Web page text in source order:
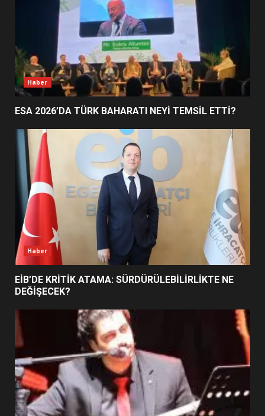
4
EDREMİT’İN GURURU TÜRKİYE
FİNALİNDE NE BAŞARDI?
5
UZATILDI: NE DEĞİŞTİ?
6
BURHANİYE SATRANÇ
TURNUVASI KAYITLARI NEYİ
DEĞİŞTİRİYOR?
BURHANİYE BELEDİYESPOR’DA
YENİ YÖNETİM NASIL
Haber
ESA 2026’DA TÜRK BAHARATI NEYİ TEMSİL ETTİ?
Haber
EİB’DE KRİTİK ATAMA: SÜRDÜRÜLEBİLİRLİKTE NE
DEĞİŞECEK?